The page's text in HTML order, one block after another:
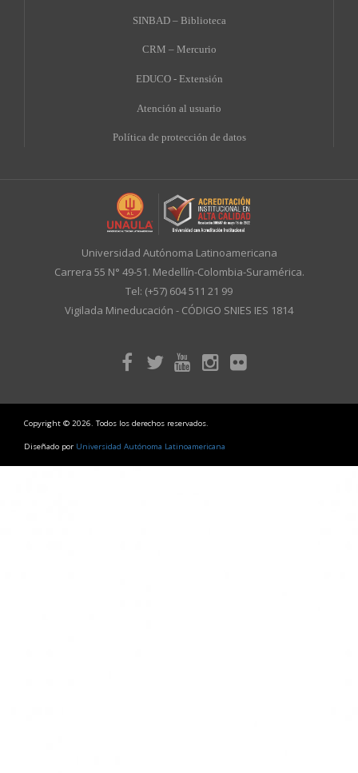
SINBAD – Biblioteca
CRM – Mercurio
EDUCO - Extensión
Atención al usuario
Política de protección de datos
Universidad Autónoma Latinoamericana
Carrera 55 N° 49-51. Medellín-Colombia-Suramérica.
Tel: (+57) 604 511 21 99
Vigilada Mineducación - CÓDIGO SNIES IES 1814
Copyright © 2026. Todos los derechos reservados.
Diseñado por Universidad Autónoma Latinoamericana